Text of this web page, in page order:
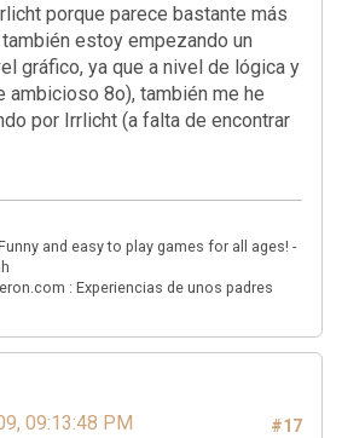
porque parece bastante más
estoy empezando un
gráfico, ya que a nivel de lógica y
ambicioso 8o), también me he
por Irrlicht (a falta de encontrar
and easy to play games for all ages! -
: Experiencias de unos padres
#17
09:13:48 PM